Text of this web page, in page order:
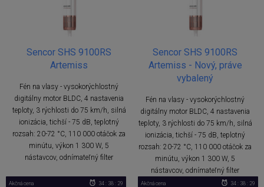
Sencor SHS 9100RS
Artemiss
Fén na vlasy - vysokorýchlostný
digitálny motor BLDC, 4 nastavenia
teploty, 3 rýchlosti do 75 km/h, silná
ionizácia, tichší - 75 dB, teplotný
rozsah: 20-72 °C, 110 000 otáčok za
minútu, výkon 1 300 W, 5
nástavcov, odnímateľný filter
Akčná cena 34 : 38 : 29
Sencor SHS 9100RS
Artemiss - Nový, práve
vybalený
Fén na vlasy - vysokorýchlostný
digitálny motor BLDC, 4 nastavenia
teploty, 3 rýchlosti do 75 km/h, silná
ionizácia, tichší - 75 dB, teplotný
rozsah: 20-72 °C, 110 000 otáčok za
minútu, výkon 1 300 W, 5
nástavcov, odnímateľný filter
Akčná cena 34 : 38 : 29